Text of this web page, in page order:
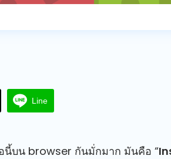
Line
นี้บน browser กันมั่กมาก มันคือ “